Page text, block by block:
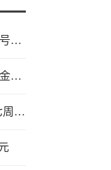
8月5日财经早餐：美伊释放重大缓和信号，现货黄金高位持稳，美油重挫超6%
黄金交易提醒：霍尔木兹海峡现转机，金价小幅反弹，能否借就业数据再上新台阶？
黄金交易提醒：金价单日暴涨4%创近七周新高，加息预期降温叠加霍尔木兹“暂停信号”，牛市重启了？